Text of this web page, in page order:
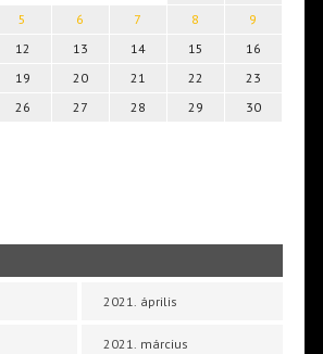
5 6 7 8
9
12 13 14 15
16
19 20 21 22
23
26 27 28 29
30
2021. április
2021. március